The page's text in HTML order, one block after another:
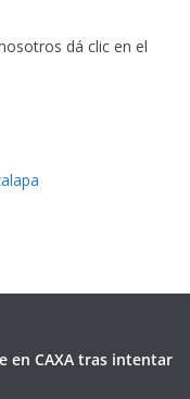
dá clic en el
en CAXA tras intentar